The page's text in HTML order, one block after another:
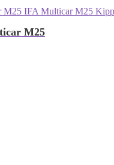
M25